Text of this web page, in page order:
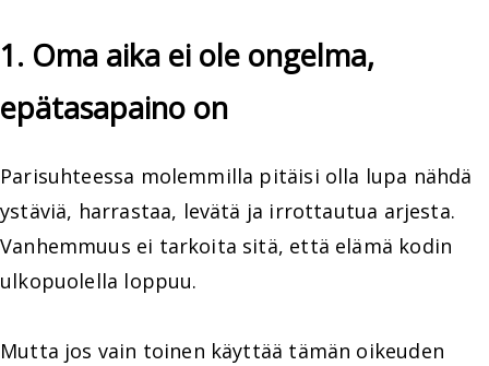
1. Oma aika ei ole ongelma,
epätasapaino on
Parisuhteessa molemmilla pitäisi olla lupa nähdä
ystäviä, harrastaa, levätä ja irrottautua arjesta.
Vanhemmuus ei tarkoita sitä, että elämä kodin
ulkopuolella loppuu.
Mutta jos vain toinen käyttää tämän oikeuden